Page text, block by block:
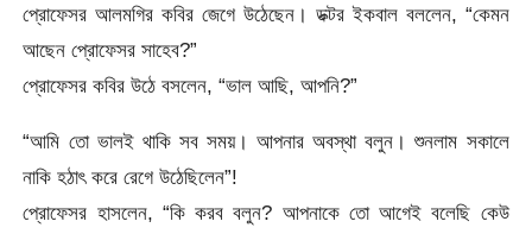
প্রোফেসর আলমগির কবির জেগে উঠেছেন। ডক্টর ইকবাল বললেন, “কেমন
আছেন প্রোফেসর সাহেব?”
প্রোফেসর কবির উঠে বসলেন, “ভাল আছি, আপনি?”
“আমি তো ভালই থাকি সব সময়। আপনার অবস্থা বলুন। শুনলাম সকালে
নাকি হঠাৎ করে রেগে উঠেছিলেন”!
প্রোফেসর হাসলেন, “কি করব বলুন? আপনাকে তো আগেই বলেছি কেউ